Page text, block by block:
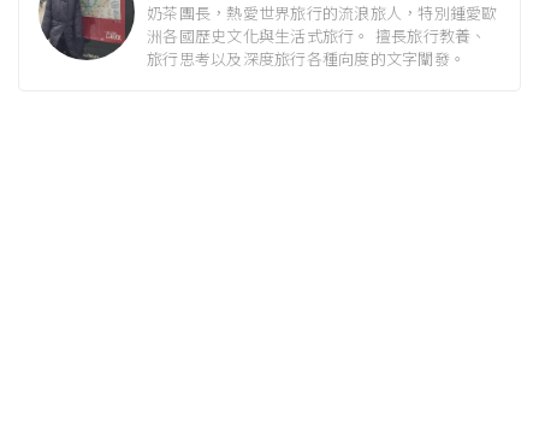
奶茶團長，熱愛世界旅行的流浪旅人，特別鍾愛歐
洲各國歷史文化與生活式旅行。 擅長旅行教養、
旅行思考以及深度旅行各種向度的文字闡發。